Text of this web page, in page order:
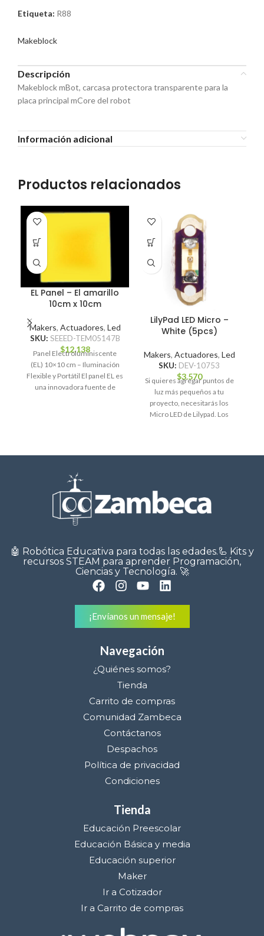
Etiqueta: R88
Makeblock
Descripción
Makeblock mBot, carcasa protectora transparente para la
placa principal mCore del robot
Información adicional
Productos relacionados
EL Panel – El amarillo
10cm x 10cm
Makers, Actuadores, Led
SKU: SEEED-TEM05147B
$12.138
Panel Electroluminiscente
(EL) 10×10 cm – Iluminación
Flexible y Portátil El panel EL es
una innovadora fuente de
LilyPad LED Micro –
White (5pcs)
Makers, Actuadores, Led
SKU: DEV-10753
$3.570
Si quieres agregar puntos de
luz más pequeños a tu
proyecto, necesitarás los
Micro LED de Lilypad. Los
🤖 Robótica Educativa para todas las edades.🦾 Kits y
recursos STEAM para aprender Programación,
Ciencias y Tecnología. 🚀
¡Envíanos un mensaje!
Navegación
¿Quiénes somos?
Tienda
Carrito de compras
Comunidad Zambeca
Contáctanos
Despachos
Política de privacidad
Condiciones
Tienda
Educación Preescolar
Educación Básica y media
Educación superior
Maker
Ir a Cotizador
Ir a Carrito de compras